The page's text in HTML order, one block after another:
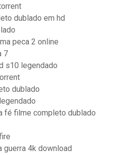
dublado em hd
peca 2 online
7
s10 legendado
dublado
fé filme completo dublado
guerra 4k download